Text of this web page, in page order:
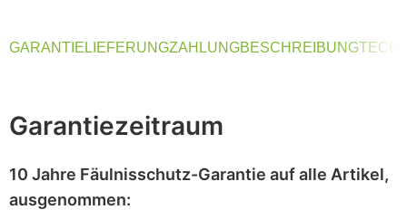
GARANTIELIEFERUNGZAHLUNGBESCHREIBUNG
Garantiezeitraum
10 Jahre Fäulnisschutz-Garantie auf alle Artikel,
ausgenommen: